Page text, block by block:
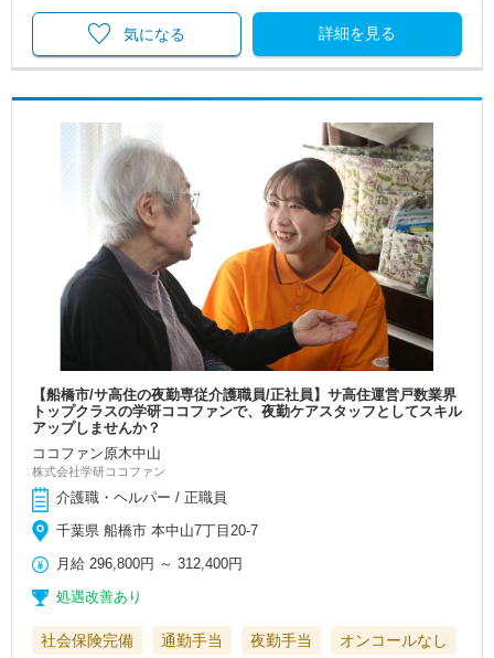
詳細を見る
気になる
【船橋市/サ高住の夜勤専従介護職員/正社員】サ高住運営戸数業界
トップクラスの学研ココファンで、夜勤ケアスタッフとしてスキル
アップしませんか？
ココファン原木中山
株式会社学研ココファン
介護職・ヘルパー / 正職員
千葉県 船橋市 本中山7丁目20-7
月給 296,800円 ～312,400円
処遇改善あり
社会保険完備 通勤手当 夜勤手当 オンコールなし